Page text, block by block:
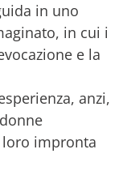
in uno
in cui i
e la
anzi,
impronta